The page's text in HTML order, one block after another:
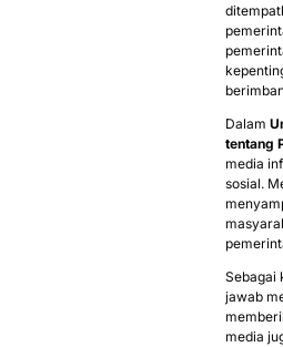
Dalam
tentang
media
sosial.
Sebagai
jawab
media